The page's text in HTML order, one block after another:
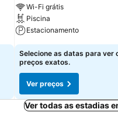
Wi-Fi grátis
Piscina
Estacionamento
Selecione as datas para ver
preços exatos.
Ver preços
Ver todas as estadias